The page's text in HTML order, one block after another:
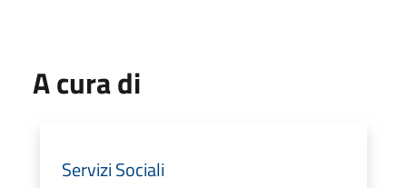
A cura di
Servizi Sociali